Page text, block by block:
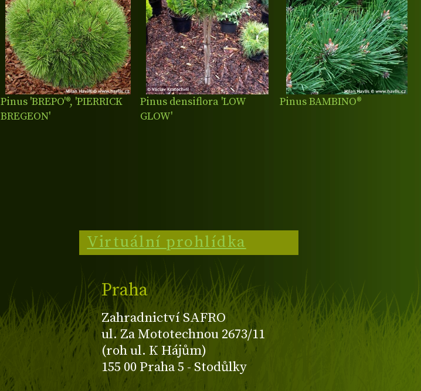
Pinus 'BREPO'®, 'PIERRICK
BREGEON'
Pinus densiflora 'LOW
GLOW'
Pinus BAMBINO®
Virtuální prohlídka
Praha
Zahradnictví SAFRO
ul. Za Mototechnou 2673/11
(roh ul. K Hájům)
155 00 Praha 5 - Stodůlky